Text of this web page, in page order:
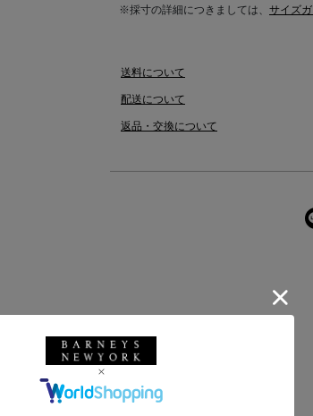
※採寸の詳細につきましては、 サイズ
送料について
配送について
返品・交換について